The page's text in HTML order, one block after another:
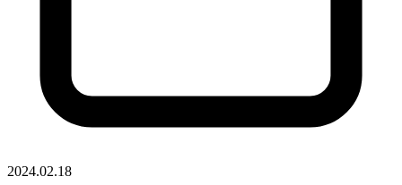
2024.02.18